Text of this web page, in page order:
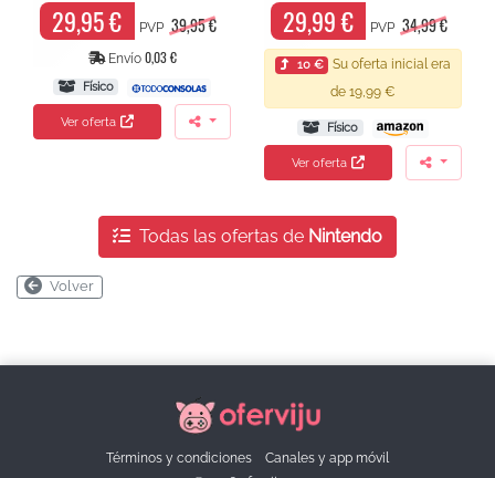
29,95 € PVP 39,95 €
Envío 0,03 €
Físico
Ver oferta
29,99 € PVP 34,99 €
10 €
Su oferta inicial era
de 19,99 €
Físico
Ver oferta
Todas las ofertas de Nintendo
Volver
Términos y condiciones
Canales y app móvil